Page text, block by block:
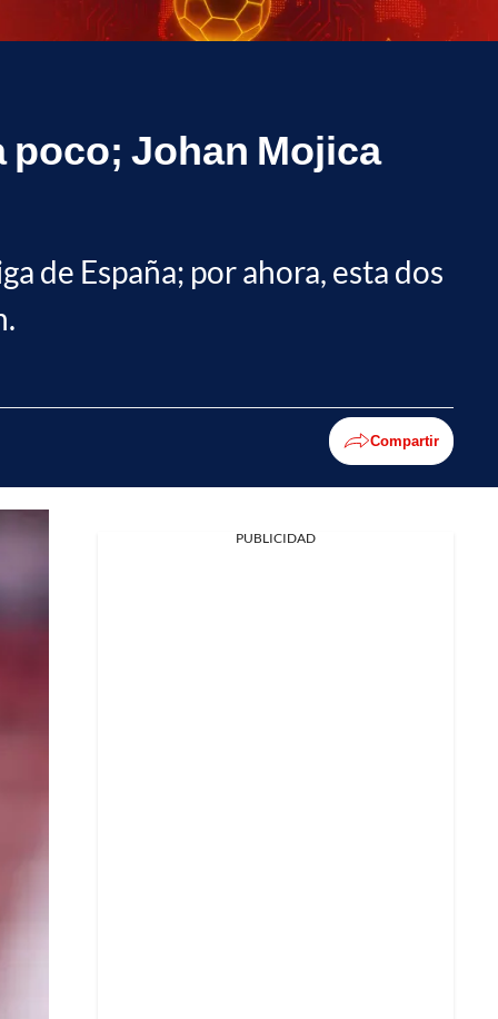
poco; Johan Mojica
de España; por ahora, esta dos
Compartir
PUBLICIDAD